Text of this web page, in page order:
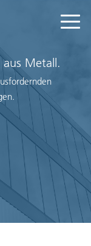
Metall.